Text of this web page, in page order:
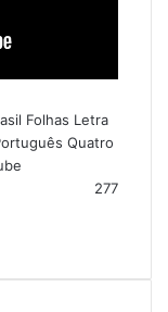
Folhas Letra
Quatro
277